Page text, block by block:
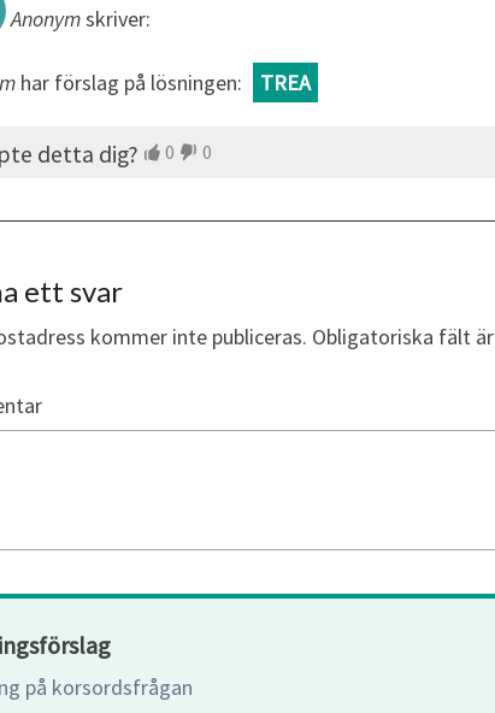
Anonymskriver:
har förslag på lösningen: TREA
detta dig? 0 0
ett svar
kommer inte publiceras. Obligatoriska fält
på korsordsfrågan